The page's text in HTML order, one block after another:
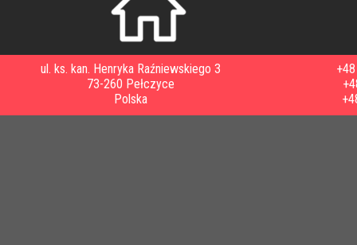
ul. ks. kan. Henryka Raźniewskiego 3
73-260 Pełczyce
Polska